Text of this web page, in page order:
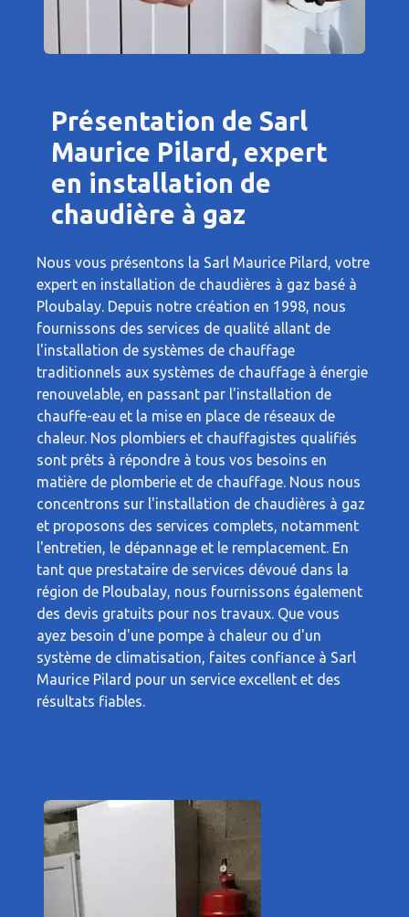
Présentation de Sarl
Maurice Pilard, expert
en installation de
chaudière à gaz
Nous vous présentons la Sarl Maurice Pilard, votre
expert en installation de chaudières à gaz basé à
Ploubalay. Depuis notre création en 1998, nous
fournissons des services de qualité allant de
l'installation de systèmes de chauffage
traditionnels aux systèmes de chauffage à énergie
renouvelable, en passant par l'installation de
chauffe-eau et la mise en place de réseaux de
chaleur. Nos plombiers et chauffagistes qualifiés
sont prêts à répondre à tous vos besoins en
matière de plomberie et de chauffage. Nous nous
concentrons sur l'installation de chaudières à gaz
et proposons des services complets, notamment
l'entretien, le dépannage et le remplacement. En
tant que prestataire de services dévoué dans la
région de Ploubalay, nous fournissons également
des devis gratuits pour nos travaux. Que vous
ayez besoin d'une pompe à chaleur ou d'un
système de climatisation, faites confiance à Sarl
Maurice Pilard pour un service excellent et des
résultats fiables.